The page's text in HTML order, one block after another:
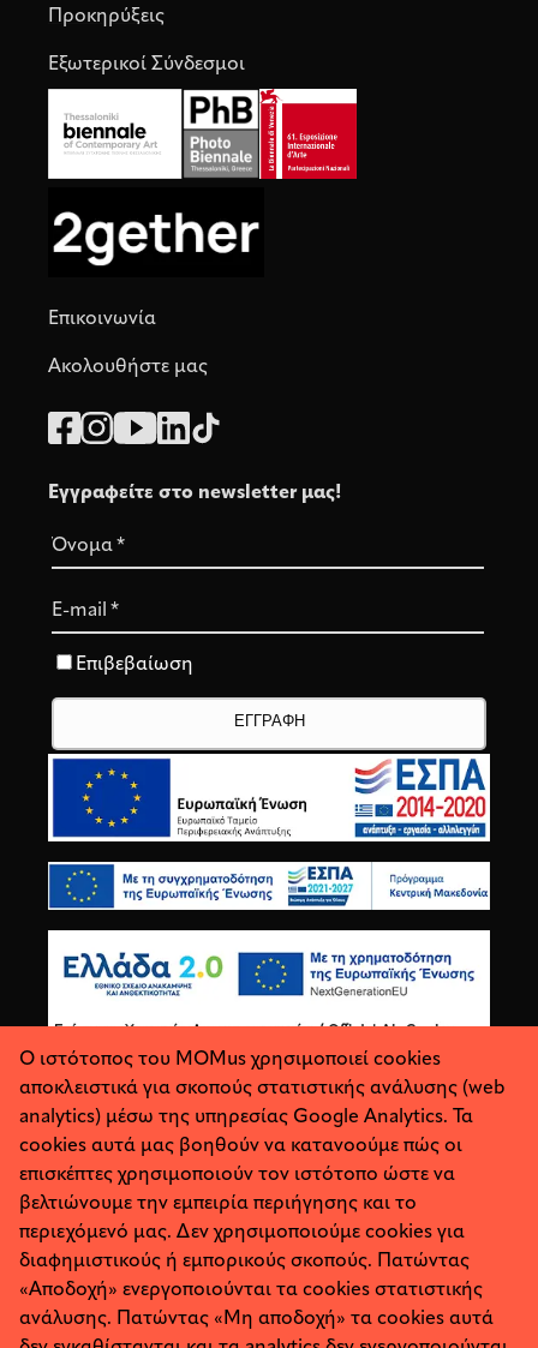
Προκηρύξεις
Εξωτερικοί Σύνδεσμοι
Επικοινωνία
Ακολουθήστε μας
Εγγραφείτε στο newsletter μας!
Όνομα*
E-mail *
Επιβεβαίωση
Προσωπικά Δεδομένα
Ο ιστότοπος του MOMus χρησιμοποιεί cookies
αποκλειστικά για σκοπούς στατιστικής ανάλυσης (web
analytics) μέσω της υπηρεσίας Google Analytics. Τα
cookies αυτά μας βοηθούν να κατανοούμε πώς οι
επισκέπτες χρησιμοποιούν τον ιστότοπο ώστε να
βελτιώνουμε την εμπειρία περιήγησης και το
περιεχόμενό μας. Δεν χρησιμοποιούμε cookies για
διαφημιστικούς ή εμπορικούς σκοπούς. Πατώντας
«Αποδοχή» ενεργοποιούνται τα cookies στατιστικής
ανάλυσης. Πατώντας «Μη αποδοχή» τα cookies αυτά